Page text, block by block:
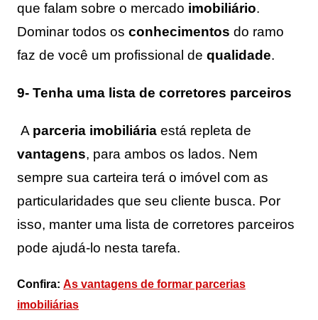
que falam sobre o mercado imobiliário.
Dominar todos os conhecimentos do ramo
faz de você um profissional de qualidade.
9- Tenha uma lista de corretores parceiros
A parceria imobiliáriaestá repleta de
vantagens, para ambos os lados. Nem
sempre sua carteira terá o imóvel com as
particularidades que seu cliente busca. Por
isso, manter uma lista de corretores parceiros
pode ajudá-lo nesta tarefa.
Confira: As vantagens de formar parcerias
imobiliárias